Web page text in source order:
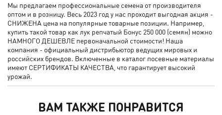
Мы предлагаем профессиональные семена от производителя
оптом и в розницу. Весь 2023 год у нас проходит выгодная акция -
СНИЖЕНА цена на популярные товарные позиции. Например,
купить такой товар как лук репчатый Бонус 250 000 (семян) можно
НАМНОГО ДЕШЕВЛЕ первоначальной стоимости! Наша
компания - официальный дистрибьютор ведущих мировых и
российских брендов. Включенные в каталог посевные материалы
имеют СЕРТИФИКАТЫ КАЧЕСТВА, что гарантирует высокий
урожай.
ВАМ ТАКЖЕ ПОНРАВИТСЯ